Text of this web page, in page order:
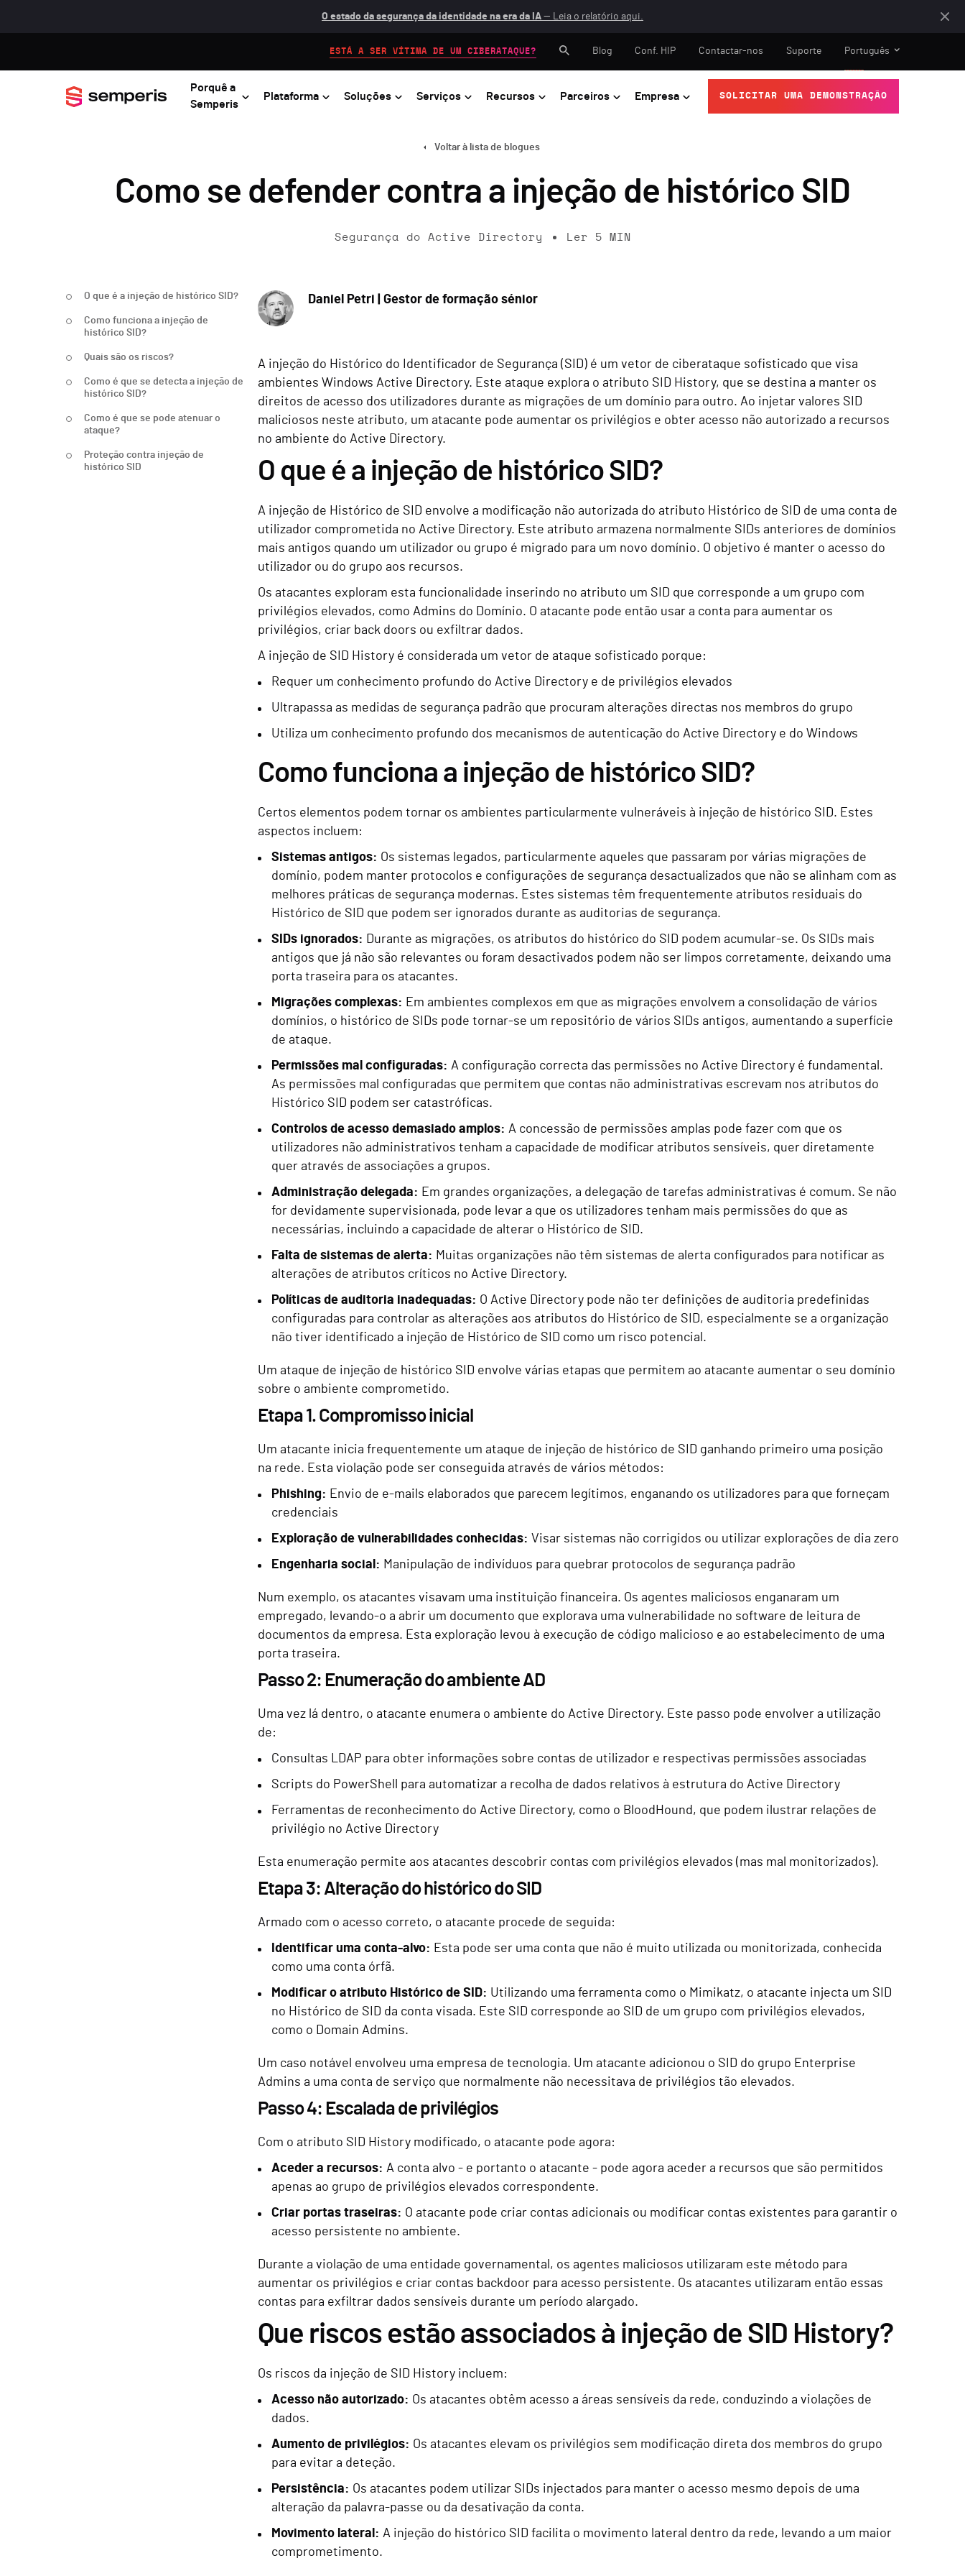
O estado da segurança da identidade na era da IA — Leia o relatório aqui.
Porquê a
Semperis
Plataforma Soluções Serviços Recursos Parceiros Empresa SOLICITAR UMA DEMONSTRAÇÃO
ESTÁ A SER VÍTIMA DE UM CIBERATAQUE? Blog Conf. HIP Contactar-nos Suporte Português
Voltar à lista de blogues
Como se defender contra a injeção de histórico SID
Segurança do Active Directory Ler 5 MIN
O que é a injeção de histórico SID?
Como funciona a injeção de
histórico SID?
Quais são os riscos?
Como é que se detecta a injeção de
histórico SID?
Como é que se pode atenuar o
ataque?
Proteção contra injeção de
histórico SID
Daniel Petri | Gestor de formação sénior
A injeção do Histórico do Identificador de Segurança (SID) é um vetor de ciberataque sofisticado que visa
ambientes Windows Active Directory. Este ataque explora o atributo SID History, que se destina a manter os
direitos de acesso dos utilizadores durante as migrações de um domínio para outro. Ao injetar valores SID
maliciosos neste atributo, um atacante pode aumentar os privilégios e obter acesso não autorizado a recursos
no ambiente do Active Directory.
O que é a injeção de histórico SID?
A injeção de Histórico de SID envolve a modificação não autorizada do atributo Histórico de SID de uma conta de
utilizador comprometida no Active Directory. Este atributo armazena normalmente SIDs anteriores de domínios
mais antigos quando um utilizador ou grupo é migrado para um novo domínio. O objetivo é manter o acesso do
utilizador ou do grupo aos recursos.
Os atacantes exploram esta funcionalidade inserindo no atributo um SID que corresponde a um grupo com
privilégios elevados, como Admins do Domínio. O atacante pode então usar a conta para aumentar os
privilégios, criar back doors ou exfiltrar dados.
A injeção de SID History é considerada um vetor de ataque sofisticado porque:
Requer um conhecimento profundo do Active Directory e de privilégios elevados
Ultrapassa as medidas de segurança padrão que procuram alterações directas nos membros do grupo
Utiliza um conhecimento profundo dos mecanismos de autenticação do Active Directory e do Windows
Como funciona a injeção de histórico SID?
Certos elementos podem tornar os ambientes particularmente vulneráveis à injeção de histórico SID. Estes
aspectos incluem:
Sistemas antigos: Os sistemas legados, particularmente aqueles que passaram por várias migrações de
domínio, podem manter protocolos e configurações de segurança desactualizados que não se alinham com as
melhores práticas de segurança modernas. Estes sistemas têm frequentemente atributos residuais do
Histórico de SID que podem ser ignorados durante as auditorias de segurança.
SIDs ignorados: Durante as migrações, os atributos do histórico do SID podem acumular-se. Os SIDs mais
antigos que já não são relevantes ou foram desactivados podem não ser limpos corretamente, deixando uma
porta traseira para os atacantes.
Migrações complexas: Em ambientes complexos em que as migrações envolvem a consolidação de vários
domínios, o histórico de SIDs pode tornar-se um repositório de vários SIDs antigos, aumentando a superfície
de ataque.
Permissões mal configuradas: A configuração correcta das permissões no Active Directory é fundamental.
As permissões mal configuradas que permitem que contas não administrativas escrevam nos atributos do
Histórico SID podem ser catastróficas.
Controlos de acesso demasiado amplos: A concessão de permissões amplas pode fazer com que os
utilizadores não administrativos tenham a capacidade de modificar atributos sensíveis, quer diretamente
quer através de associações a grupos.
Administração delegada: Em grandes organizações, a delegação de tarefas administrativas é comum. Se não
for devidamente supervisionada, pode levar a que os utilizadores tenham mais permissões do que as
necessárias, incluindo a capacidade de alterar o Histórico de SID.
Falta de sistemas de alerta: Muitas organizações não têm sistemas de alerta configurados para notificar as
alterações de atributos críticos no Active Directory.
Políticas de auditoria inadequadas: O Active Directory pode não ter definições de auditoria predefinidas
configuradas para controlar as alterações aos atributos do Histórico de SID, especialmente se a organização
não tiver identificado a injeção de Histórico de SID como um risco potencial.
Um ataque de injeção de histórico SID envolve várias etapas que permitem ao atacante aumentar o seu domínio
sobre o ambiente comprometido.
Etapa 1. Compromisso inicial
Um atacante inicia frequentemente um ataque de injeção de histórico de SID ganhando primeiro uma posição
na rede. Esta violação pode ser conseguida através de vários métodos:
Phishing: Envio de e-mails elaborados que parecem legítimos, enganando os utilizadores para que forneçam
credenciais
Exploração de vulnerabilidades conhecidas: Visar sistemas não corrigidos ou utilizar explorações de dia zero
Engenharia social: Manipulação de indivíduos para quebrar protocolos de segurança padrão
Num exemplo, os atacantes visavam uma instituição financeira. Os agentes maliciosos enganaram um
empregado, levando-o a abrir um documento que explorava uma vulnerabilidade no software de leitura de
documentos da empresa. Esta exploração levou à execução de código malicioso e ao estabelecimento de uma
porta traseira.
Passo 2: Enumeração do ambiente AD
Uma vez lá dentro, o atacante enumera o ambiente do Active Directory. Este passo pode envolver a utilização
de:
Consultas LDAP para obter informações sobre contas de utilizador e respectivas permissões associadas
Scripts do PowerShell para automatizar a recolha de dados relativos à estrutura do Active Directory
Ferramentas de reconhecimento do Active Directory, como o BloodHound, que podem ilustrar relações de
privilégio no Active Directory
Esta enumeração permite aos atacantes descobrir contas com privilégios elevados (mas mal monitorizados).
Etapa 3: Alteração do histórico do SID
Armado com o acesso correto, o atacante procede de seguida:
Identificar uma conta-alvo: Esta pode ser uma conta que não é muito utilizada ou monitorizada, conhecida
como uma conta órfã.
Modificar o atributo Histórico de SID: Utilizando uma ferramenta como o Mimikatz, o atacante injecta um SID
no Histórico de SID da conta visada. Este SID corresponde ao SID de um grupo com privilégios elevados,
como o Domain Admins.
Um caso notável envolveu uma empresa de tecnologia. Um atacante adicionou o SID do grupo Enterprise
Admins a uma conta de serviço que normalmente não necessitava de privilégios tão elevados.
Passo 4: Escalada de privilégios
Com o atributo SID History modificado, o atacante pode agora:
Aceder a recursos: A conta alvo - e portanto o atacante - pode agora aceder a recursos que são permitidos
apenas ao grupo de privilégios elevados correspondente.
Criar portas traseiras: O atacante pode criar contas adicionais ou modificar contas existentes para garantir o
acesso persistente no ambiente.
Durante a violação de uma entidade governamental, os agentes maliciosos utilizaram este método para
aumentar os privilégios e criar contas backdoor para acesso persistente. Os atacantes utilizaram então essas
contas para exfiltrar dados sensíveis durante um período alargado.
Que riscos estão associados à injeção de SID History?
Os riscos da injeção de SID History incluem:
Acesso não autorizado: Os atacantes obtêm acesso a áreas sensíveis da rede, conduzindo a violações de
dados.
Aumento de privilégios: Os atacantes elevam os privilégios sem modificação direta dos membros do grupo
para evitar a deteção.
Persistência: Os atacantes podem utilizar SIDs injectados para manter o acesso mesmo depois de uma
alteração da palavra-passe ou da desativação da conta.
Movimento lateral: A injeção do histórico SID facilita o movimento lateral dentro da rede, levando a um maior
comprometimento.